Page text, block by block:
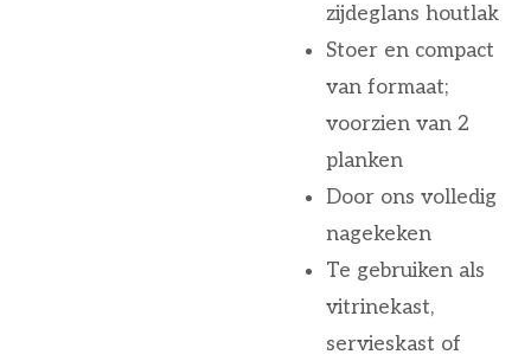
zijdeglans houtlak
Stoer en compact
van formaat;
voorzien van 2
planken
Door ons volledig
nagekeken
Te gebruiken als
vitrinekast,
servieskast of